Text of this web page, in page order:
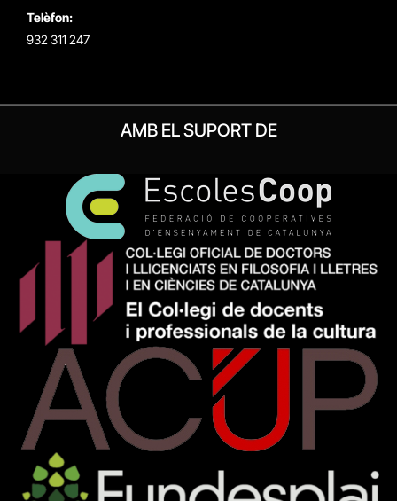
Telèfon:
932 311 247
AMB EL SUPORT DE